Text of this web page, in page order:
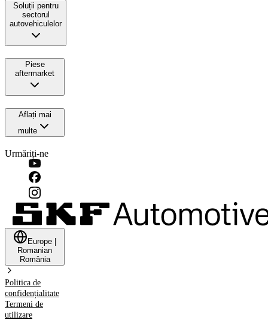
Soluții pentru
sectorul
autovehiculelor
Piese
aftermarket
Aflați mai
multe
Urmăriți-ne
Europe
Romanian
România
Politica de
confidențialitate
Termeni de
utilizare